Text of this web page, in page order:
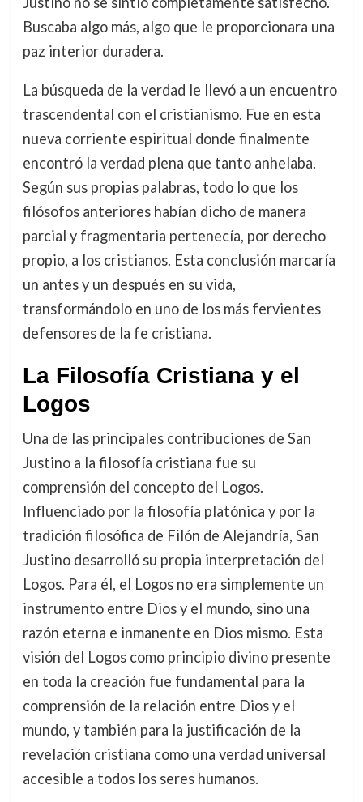
Buscaba algo más, algo que le proporcionara una
paz interior duradera.
La búsqueda de la verdad le llevó a un encuentro
trascendental con el cristianismo. Fue en esta
nueva corriente espiritual donde finalmente
encontró la verdad plena que tanto anhelaba.
Según sus propias palabras, todo lo que los
filósofos anteriores habían dicho de manera
parcial y fragmentaria pertenecía, por derecho
propio, a los cristianos. Esta conclusión marcaría
un antes y un después en su vida,
transformándolo en uno de los más fervientes
defensores de la fe cristiana.
La Filosofía Cristiana y el
Logos
Una de las principales contribuciones de San
Justino a la filosofía cristiana fue su
comprensión del concepto del Logos.
Influenciado por la filosofía platónica y por la
tradición filosófica de Filón de Alejandría, San
Justino desarrolló su propia interpretación del
Logos. Para él, el Logos no era simplemente un
instrumento entre Dios y el mundo, sino una
razón eterna e inmanente en Dios mismo. Esta
visión del Logos como principio divino presente
en toda la creación fue fundamental para la
comprensión de la relación entre Dios y el
mundo, y también para la justificación de la
revelación cristiana como una verdad universal
accesible a todos los seres humanos.